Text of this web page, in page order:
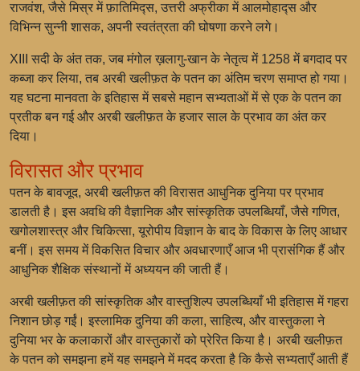
राजवंश, जैसे मिस्र में फ़ातिमिद्स, उत्तरी अफ्रीका में आलमोहाद्स और
विभिन्न सुन्नी शासक, अपनी स्वतंत्रता की घोषणा करने लगे।
XIII सदी के अंत तक, जब मंगोल ख़लागु-खान के नेतृत्व में 1258 में बगदाद पर
कब्जा कर लिया, तब अरबी खलीफ़त के पतन का अंतिम चरण समाप्त हो गया।
यह घटना मानवता के इतिहास में सबसे महान सभ्यताओं में से एक के पतन का
प्रतीक बन गई और अरबी खलीफ़त के हजार साल के प्रभाव का अंत कर
दिया।
विरासत और प्रभाव
पतन के बावजूद, अरबी खलीफ़त की विरासत आधुनिक दुनिया पर प्रभाव
डालती है। इस अवधि की वैज्ञानिक और सांस्कृतिक उपलब्धियाँ, जैसे गणित,
खगोलशास्त्र और चिकित्सा, यूरोपीय विज्ञान के बाद के विकास के लिए आधार
बनीं। इस समय में विकसित विचार और अवधारणाएँ आज भी प्रासंगिक हैं और
आधुनिक शैक्षिक संस्थानों में अध्ययन की जाती हैं।
अरबी खलीफ़त की सांस्कृतिक और वास्तुशिल्प उपलब्धियाँ भी इतिहास में गहरा
निशान छोड़ गईं। इस्लामिक दुनिया की कला, साहित्य, और वास्तुकला ने
दुनिया भर के कलाकारों और वास्तुकारों को प्रेरित किया है। अरबी खलीफ़त
के पतन को समझना हमें यह समझने में मदद करता है कि कैसे सभ्यताएँ आती हैं